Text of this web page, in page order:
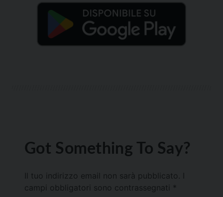
Got Something To Say?
Il tuo indirizzo email non sarà pubblicato.
campi obbligatori sono contrassegnati *